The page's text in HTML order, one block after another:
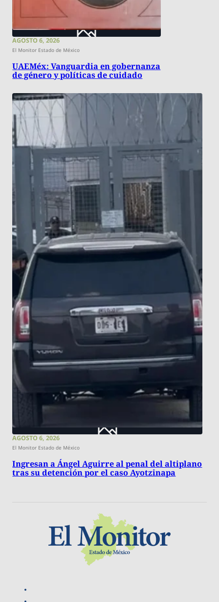
AGOSTO 6, 2026
El Monitor Estado de México
UAEMéx: Vanguardia en gobernanza
de género y políticas de cuidado
AGOSTO 6, 2026
El Monitor Estado de México
Ingresan a Ángel Aguirre al penal del altiplano
tras su detención por el caso Ayotzinapa